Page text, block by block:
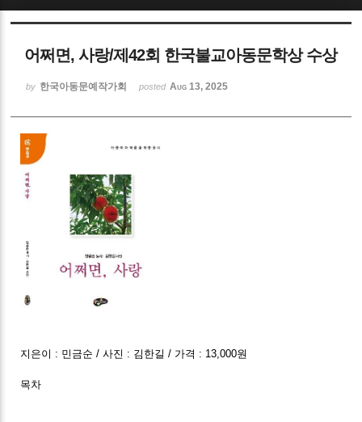
어쩌면, 사랑/제42회 한국불교아동문학상 수상
by 한국아동문예작가회 posted Aug 13, 2025
지은이 : 민금순 / 사진 : 김한길 / 가격 : 13,000원
목차
Sketchbook5, 스케치북5
Sketchbook5, 스케치북5